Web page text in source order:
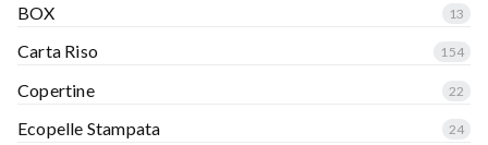
BOX 13
Carta Riso 154
Copertine 22
Ecopelle Stampata 24